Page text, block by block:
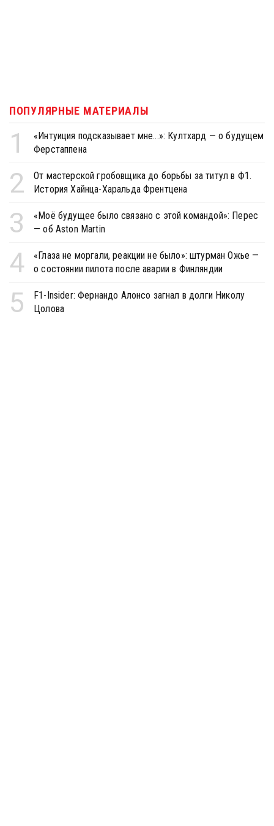
ПОПУЛЯРНЫЕ МАТЕРИАЛЫ
1
«Интуиция подсказывает мне...»: Култхард — о будущем
Ферстаппена
2
От мастерской гробовщика до борьбы за титул в Ф1.
История Хайнца-Харальда Френтцена
3
«Моё будущее было связано с этой командой»: Перес
— об Aston Martin
4
«Глаза не моргали, реакции не было»: штурман Ожье —
о состоянии пилота после аварии в Финляндии
5
F1-Insider: Фернандо Алонсо загнал в долги Николу
Цолова